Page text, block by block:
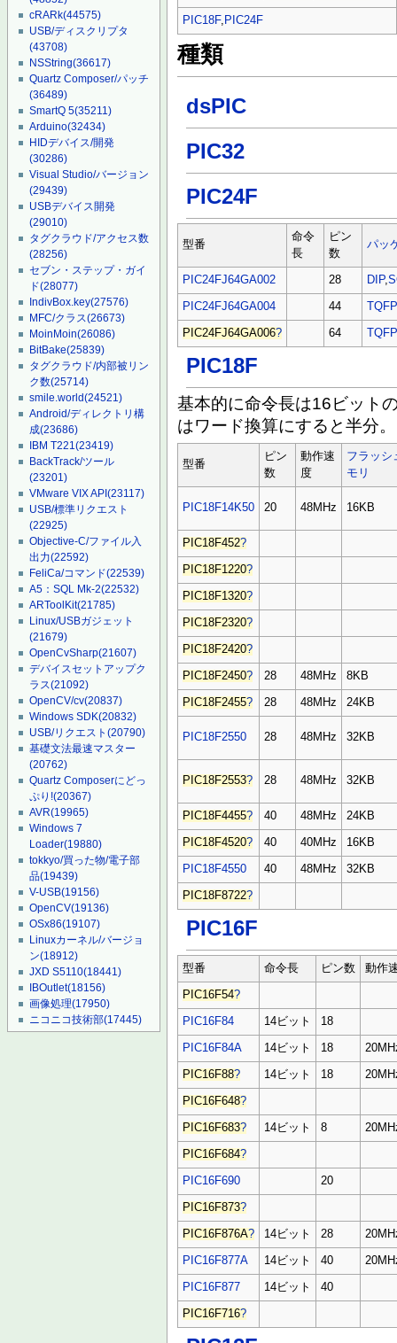
cRARk(44575)
USB/ディスクリプタ
(43708)
NSString(36617)
Quartz Composer/パッチ
(36489)
SmartQ 5(35211)
Arduino(32434)
HIDデバイス/開発
(30286)
Visual Studio/バージョン
(29439)
USBデバイス開発
(29010)
タグクラウド/アクセス数
(28256)
セブン・ステップ・ガイ
ド(28077)
IndivBox.key(27576)
MFC/クラス(26673)
MoinMoin(26086)
BitBake(25839)
タグクラウド/内部被リン
ク数(25714)
smile.world(24521)
Android/ディレクトリ構
成(23686)
IBM T221(23419)
BackTrack/ツール
(23201)
VMware VIX API(23117)
USB/標準リクエスト
(22925)
Objective-C/ファイル入
出力(22592)
FeliCa/コマンド(22539)
A5：SQL Mk-2(22532)
ARToolKit(21785)
Linux/USBガジェット
(21679)
OpenCvSharp(21607)
デバイスセットアップク
ラス(21092)
OpenCV/cv(20837)
Windows SDK(20832)
USB/リクエスト(20790)
基礎文法最速マスター
(20762)
Quartz Composerにどっ
ぷり!(20367)
AVR(19965)
Windows 7
Loader(19880)
tokkyo/買った物/電子部
品(19439)
V-USB(19156)
OpenCV(19136)
OSx86(19107)
Linuxカーネル/バージョ
ン(18912)
JXD S5110(18441)
IBOutlet(18156)
画像処理(17950)
ニコニコ技術部(17445)
PIC18F, PIC24F
種類
dsPIC
PIC32
PIC24F
型番
命令
長
ピン
数
パッ
PIC24FJ64GA002 28 DIP,
PIC24FJ64GA004 44
PIC24FJ64GA006? 64
PIC18F
基本的に命令長は16ビット
はワード換算にすると半分
型番
ピン
数
動作速
度
フラッシ
モリ
PIC18F14K50 20 48MHz 16KB
PIC18F452?
PIC18F1220?
PIC18F1320?
PIC18F2320?
PIC18F2420?
PIC18F2450? 28 48MHz 8KB
PIC18F2455? 28 48MHz 24KB
PIC18F2550 28 48MHz 32KB
PIC18F2553? 28 48MHz 32KB
PIC18F4455? 40 48MHz 24KB
PIC18F4520? 40 40MHz 16KB
PIC18F4550 40 48MHz 32KB
PIC18F8722?
PIC16F
型番 命令長 ピン数 動作
PIC16F54?
PIC16F84 14ビット 18
PIC16F84A 14ビット 18
PIC16F88? 14ビット 18
PIC16F648?
PIC16F683? 14ビット 8
PIC16F684?
PIC16F690 20
PIC16F873?
PIC16F876A? 14ビット 28
PIC16F877A 14ビット 40
PIC16F877 14ビット 40
PIC16F716?